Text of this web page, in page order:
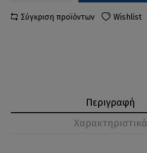
Σύγκριση προϊόντων Wishlist
Περιγραφή
Χαρακτηριστικά